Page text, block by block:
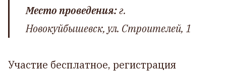
Место проведения:г.
Новокуйбышевск, ул. Строителей, 1
Участие бесплатное, регистрация